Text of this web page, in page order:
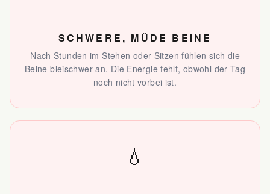
SCHWERE, MÜDE BEINE
Nach Stunden im Stehen oder Sitzen fühlen sich die
Beine bleischwer an. Die Energie fehlt, obwohl der Tag
noch nicht vorbei ist.
💧